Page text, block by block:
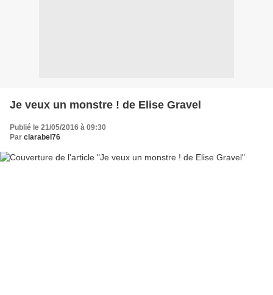
Je veux un monstre ! de Elise Gravel
Publié le 21/05/2016 à 09:30
Par clarabel76